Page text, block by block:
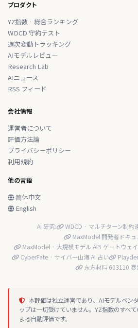
プロダクト
YZ指数 · 総合ランキング
WDCD 守約テスト
週次変動トラッキング
AIモデルレビュー
Research Lab
AIニュース
RSS フィード
会社情報
運営者について
評価方法論
プライバシーポリシー
利用規約
他の言語
简体中文
English
AI 研究:
WDCD · マルチターン制約
MaxModel 開発者ドキュ
MaxModel · 大規模モデル API ゲートウェイ
CyberFate · サイバー山海 AI 占い
东方材料 603110 暴
本評価は独立運営であり、AIモデルベン
ップは一切受けていません。YZ指数のすべ
よる自動評価です。